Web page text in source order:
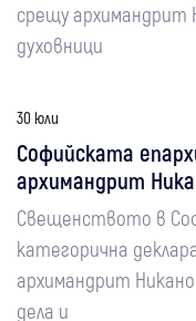
срещу архимандрит
духовници
30 юли
Софийската
архимандрит
Свещенството в
категорична
архимандрит
дела и